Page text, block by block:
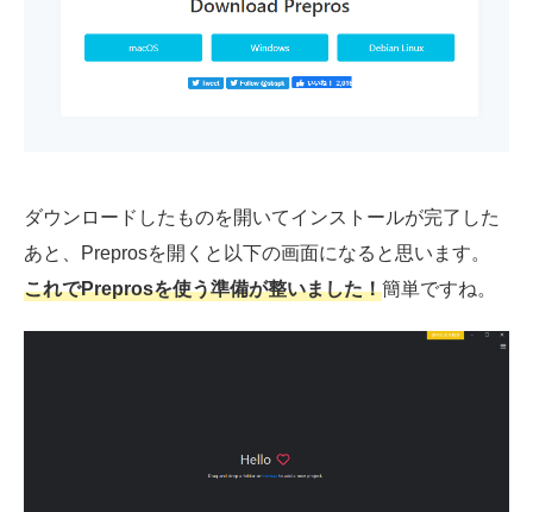
ダウンロードしたものを開いてインストールが完了した
あと、Preprosを開くと以下の画面になると思います。
これでPreprosを使う準備が整いました！簡単ですね。